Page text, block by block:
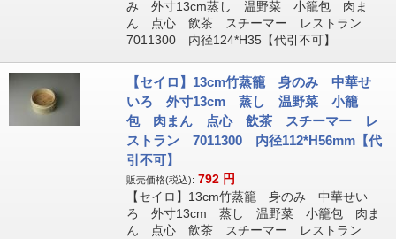
み 外寸13cm蒸し 温野菜 小籠包 肉ま
ん 点心 飲茶 スチーマー レストラン
7011300 内径124*H35【代引不可】
【セイロ】13cm竹蒸籠 身のみ 中華せ
いろ 外寸13cm 蒸し 温野菜 小籠
包 肉まん 点心 飲茶 スチーマー レ
ストラン 7011300 内径112*H56mm【代
引不可】
販売価格(税込): 792 円
【セイロ】13cm竹蒸籠 身のみ 中華せい
ろ 外寸13cm 蒸し 温野菜 小籠包 肉ま
ん 点心 飲茶 スチーマー レストラン